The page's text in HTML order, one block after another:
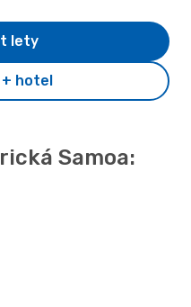
hotel
lety
Samoa: